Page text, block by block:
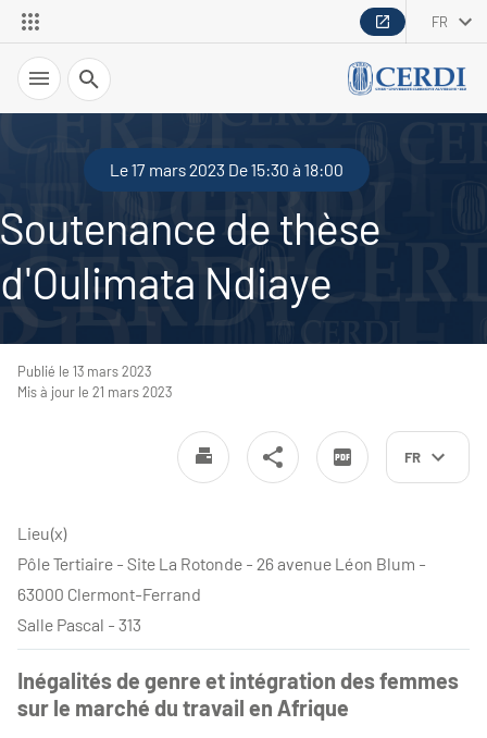
FR
Recherche
Le 17 mars 2023 De 15:30 à 18:00
Soutenance de thèse
d'Oulimata Ndiaye
FR
Publié le 13 mars 2023
Mis à jour le 21 mars 2023
Lieu(x)
Pôle Tertiaire - Site La Rotonde - 26 avenue Léon Blum -
63000 Clermont-Ferrand
Salle Pascal - 313
Inégalités de genre et intégration des femmes
sur le marché du travail en Afrique